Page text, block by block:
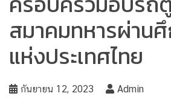
สมาคมทหารผ่าน
แห่งประเทศไทย
กันยายน 12, 2023 Admin